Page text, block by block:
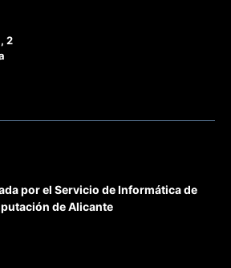
2
por el Servicio de Informática de
de Alicante